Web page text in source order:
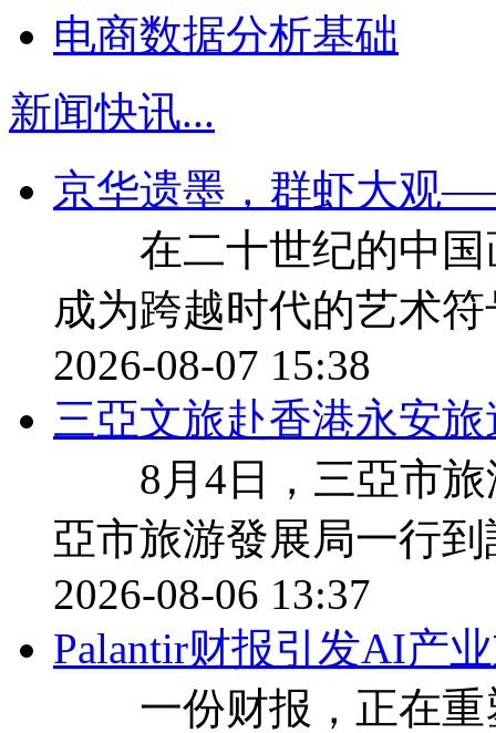
电商数据分析基础
新闻快讯...
京华遗墨，群虾大观
在二十世纪的中国
成为跨越时代的艺术
2026-08-07 15:38
三亞文旅赴香港永安
8月4日，三亞市旅
亞市旅游發展局一行
2026-08-06 13:37
Palantir财报引发AI产
一份财报，正在重